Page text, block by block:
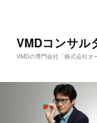
VMDコンサル
VMDの専門会社「株式会社オ